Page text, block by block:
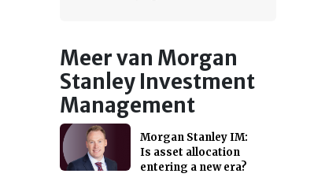
Meer van Morgan
Stanley Investment
Management
Morgan Stanley IM:
Is asset allocation
entering a new era?